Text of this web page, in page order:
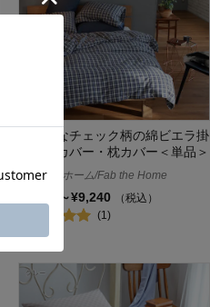
シックなチェック柄の綿ビエラ掛
け布団カバー・枕カバー＜単品＞
ファブザホーム/Fab the Home
¥1,760～¥9,240
（税込）
(1)